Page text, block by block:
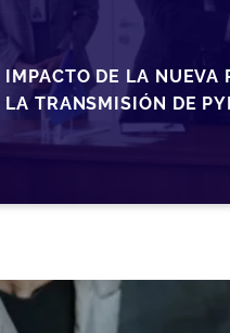
IMPACTO DE LA NUEVA
LA TRANSMISIÓN DE